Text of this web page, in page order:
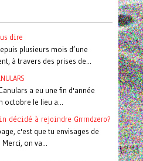
dire
plusieurs mois d’une
à travers des prises de...
a eu une fin d'année
octobre le lieu a...
décidé à rejoindre Grrrndzero?
c'est que tu envisages de
on va...